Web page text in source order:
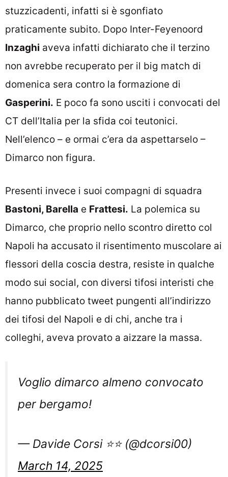
stuzzicadenti, infatti si è sgonfiato
praticamente subito. Dopo Inter-Feyenoord
Inzaghi aveva infatti dichiarato che il terzino
non avrebbe recuperato per il big match di
domenica sera contro la formazione di
Gasperini. E poco fa sono usciti i convocati del
CT dell’Italia per la sfida coi teutonici.
Nell’elenco – e ormai c’era da aspettarselo –
Dimarco non figura.
Presenti invece i suoi compagni di squadra
Bastoni, Barella e Frattesi. La polemica su
Dimarco, che proprio nello scontro diretto col
Napoli ha accusato il risentimento muscolare ai
flessori della coscia destra, resiste in qualche
modo sui social, con diversi tifosi interisti che
hanno pubblicato tweet pungenti all’indirizzo
dei tifosi del Napoli e di chi, anche tra i
colleghi, aveva provato a aizzare la massa.
Voglio dimarco almeno convocato
per bergamo!
— Davide Corsi ⭐⭐ (@dcorsi00)
March 14, 2025